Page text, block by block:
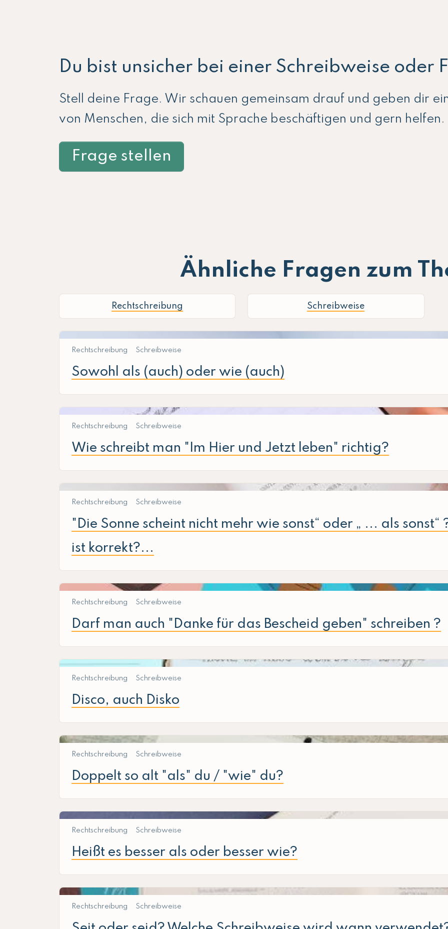
Du bist unsicher bei einer Schreibweise oder
Stell deine Frage. Wir schauen gemeinsam drauf und geben dir
von Menschen, die sich mit Sprache beschäftigen und gern helfen.
Frage stellen
Ähnliche Fragen zum
Rechtschreibung Schreibweise
Rechtschreibung Schreibweise
Sowohl als (auch) oder wie (auch)
Rechtschreibung Schreibweise
Wie schreibt man "Im Hier und Jetzt leben" richtig?
Rechtschreibung Schreibweise
"Die Sonne scheint nicht mehr wie sonst“ oder „ ... als sonst“
ist korrekt?...
Rechtschreibung Schreibweise
Darf man auch "Danke für das Bescheid geben" schreiben ?
Rechtschreibung Schreibweise
Disco, auch Disko
Rechtschreibung Schreibweise
Doppelt so alt "als" du / "wie" du?
Rechtschreibung Schreibweise
Heißt es besser als oder besser wie?
Rechtschreibung Schreibweise